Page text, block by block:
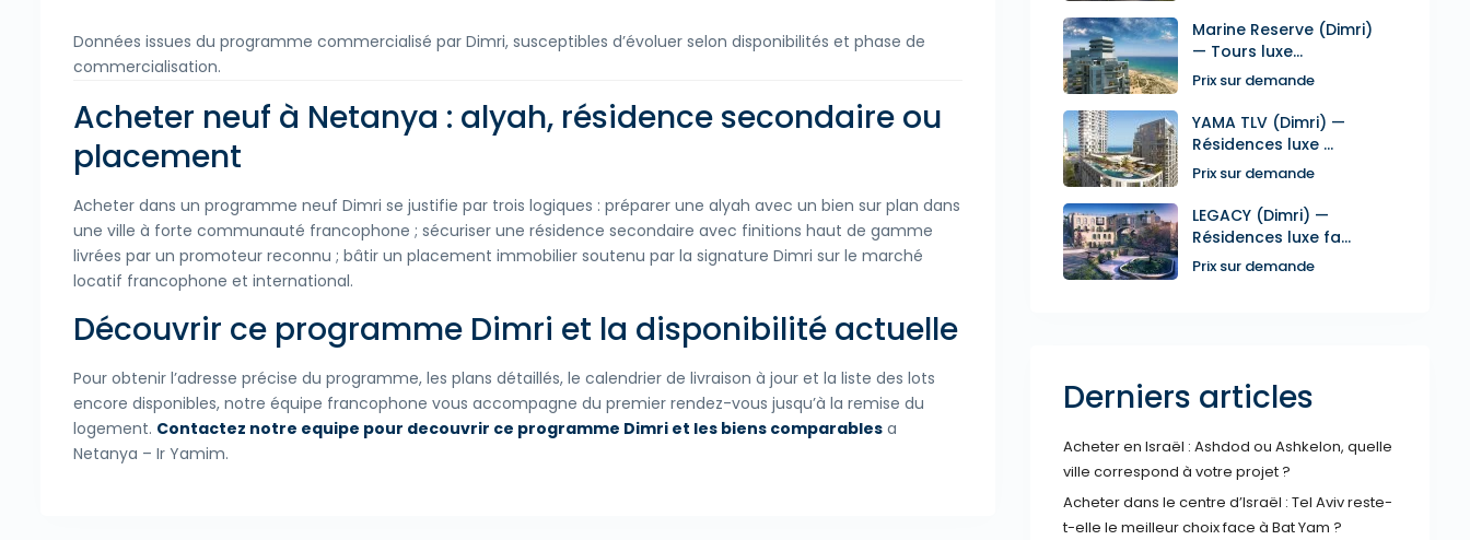
Données issues du programme commercialisé par Dimri, susceptibles d’évoluer selon disponibilités et phase de
commercialisation.
Acheter neuf à Netanya : alyah, résidence secondaire ou
placement
Acheter dans un programme neuf Dimri se justifie par trois logiques : préparer une alyah avec un bien sur plan dans
une ville à forte communauté francophone ; sécuriser une résidence secondaire avec finitions haut de gamme
livrées par un promoteur reconnu ; bâtir un placement immobilier soutenu par la signature Dimri sur le marché
locatif francophone et international.
Découvrir ce programme Dimri et la disponibilité actuelle
Pour obtenir l’adresse précise du programme, les plans détaillés, le calendrier de livraison à jour et la liste des lots
encore disponibles, notre équipe francophone vous accompagne du premier rendez-vous jusqu’à la remise du
logement. Contactez notre equipe pour decouvrir ce programme Dimri et les biens comparables a
Netanya – Ir Yamim.
Marine Reserve (Dimri)
— Tours luxe...
Prix sur demande
YAMA TLV (Dimri) —
Résidences luxe ...
Prix sur demande
LEGACY (Dimri) —
Résidences luxe fa...
Prix sur demande
Derniers articles
Acheter en Israël : Ashdod ou Ashkelon, quelle
ville correspond à votre projet ?
Acheter dans le centre d’Israël : Tel Aviv reste-
t-elle le meilleur choix face à Bat Yam ?